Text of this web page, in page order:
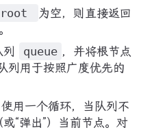
root
为空，则直接返回
queue ，并将根节点
列用于按照广度优先的
使用一个循环，当队列不
“弹出”）当前节点。对